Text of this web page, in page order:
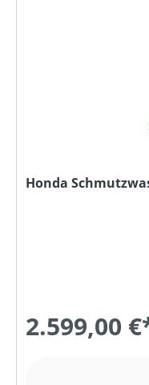
Honda
2.599,00